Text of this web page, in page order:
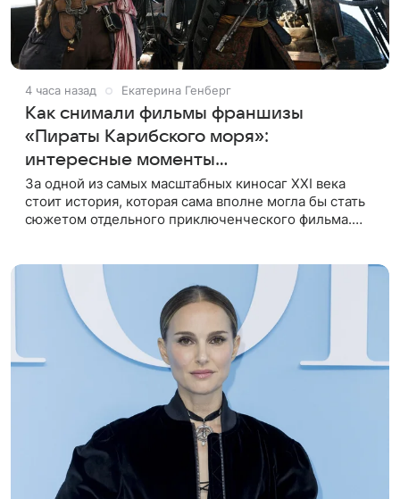
4 часа назад Екатерина Генберг
Как снимали фильмы франшизы
«Пираты Карибского моря»:
интересные моменты
кинопроизводства
За одной из самых масштабных киносаг XXI века
стоит история, которая сама вполне могла бы стать
сюжетом отдельного приключенческого фильма.